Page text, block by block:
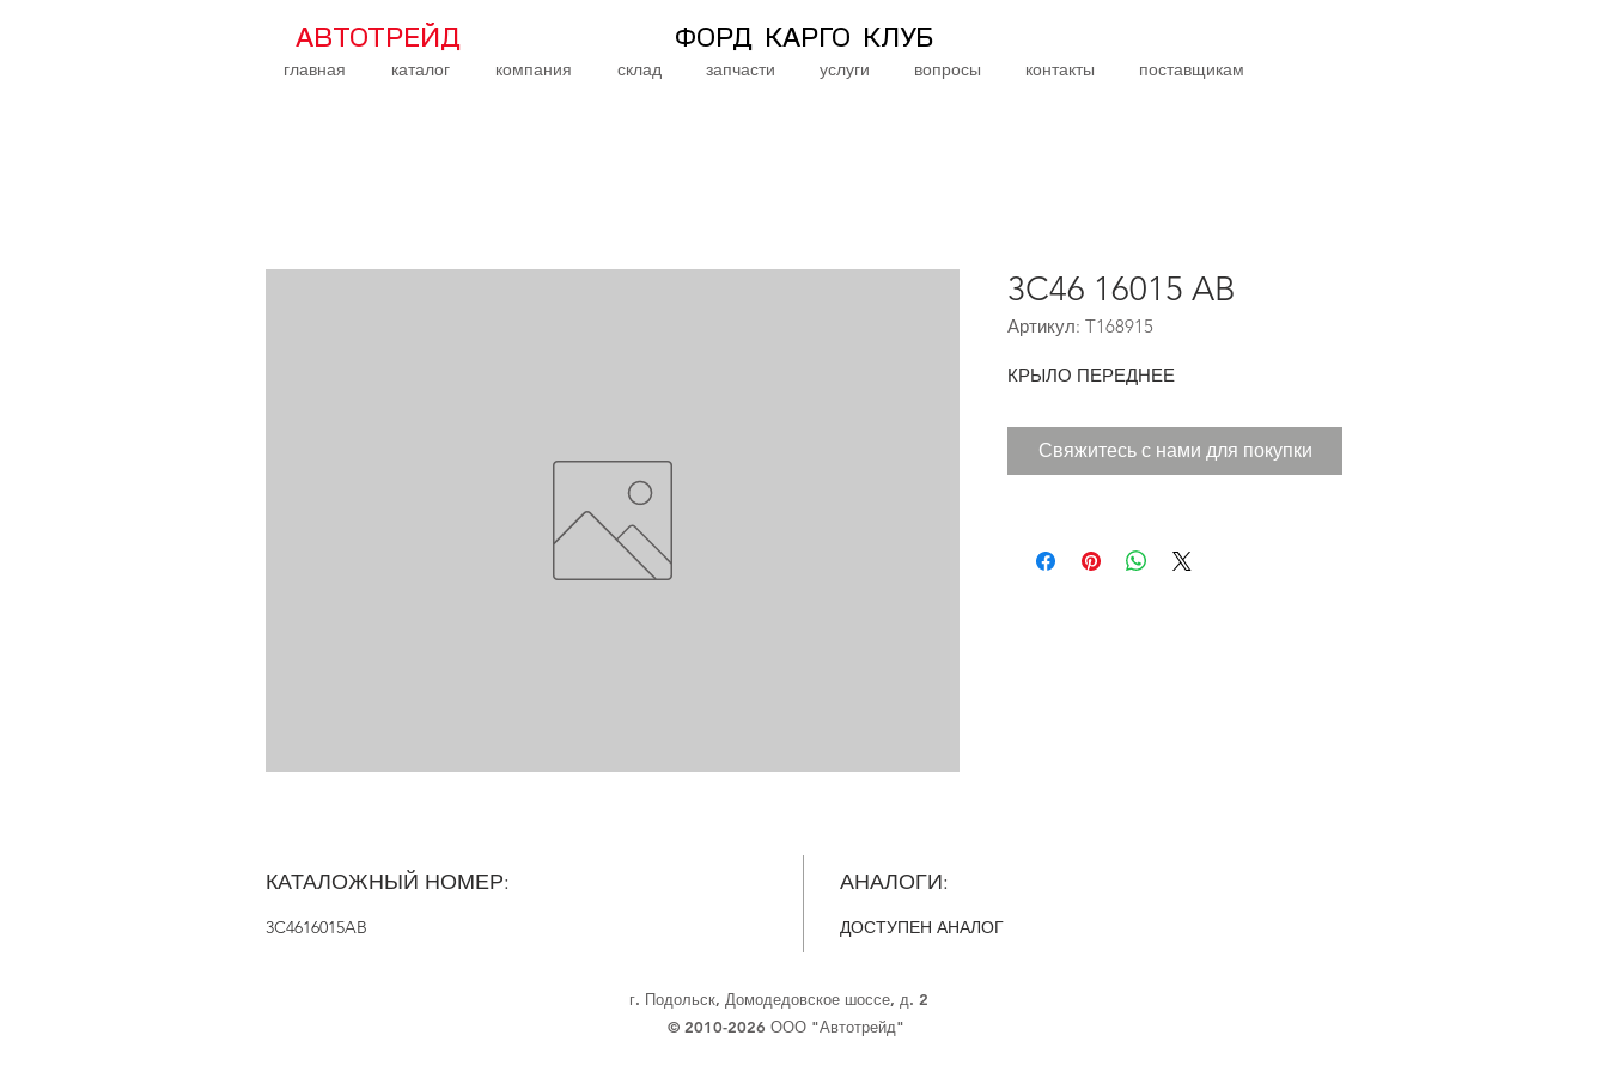
АВТОТРЕЙД ФОРД КАРГО КЛУБ
главная каталог компания склад запчасти услуги вопросы контакты поставщикам
3C46 16015 AB
Артикул: T168915
КРЫЛО ПЕРЕДНЕЕ
Свяжитесь с нами для покупки
КАТАЛОЖНЫЙ НОМЕР:
3C4616015AB
АНАЛОГИ:
ДОСТУПЕН АНАЛОГ
г. Подольск, Домодедовское шоссе, д. 2
© 2010-2026 ООО "Автотрейд"